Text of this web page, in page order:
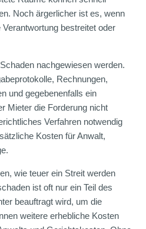
Noch ärgerlicher ist es, wenn
bestreitet oder
nachgewiesen werden.
Rechnungen,
und gegebenenfalls ein
Mieter die Forderung nicht
Verfahren notwendig
Kosten für Anwalt,
wie teuer ein Streit werden
ist oft nur ein Teil des
beauftragt wird, um die
weitere erhebliche Kosten